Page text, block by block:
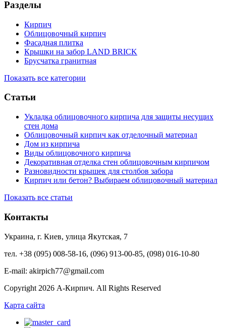
Разделы
Кирпич
Облицовочный кирпич
Фасадная плитка
Крышки на забор LAND BRICK
Брусчатка гранитная
Показать все категории
Статьи
Укладка облицовочного кирпича для защиты несущих
стен дома
Облицовочный кирпич как отделочный материал
Дом из кирпича
Виды облицовочного кирпича
Декоративная отделка стен облицовочным кирпичом
Разновидности крышек для столбов забора
Кирпич или бетон? Выбираем облицовочный материал
Показать все статьи
Контакты
Украина, г. Киев, улица Якутская, 7
тел. +38 (095) 008-58-16, (096) 913-00-85, (098) 016-10-80
E-mail: akirpich77@gmail.com
Copyright 2026 А-Кирпич. All Rights Reserved
Карта сайта